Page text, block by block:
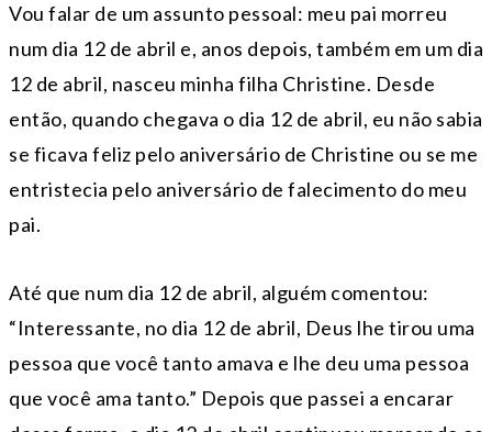
Vou falar de um assunto pessoal: meu pai morreu
num dia 12 de abril e, anos depois, também em um dia
12 de abril, nasceu minha filha Christine. Desde
então, quando chegava o dia 12 de abril, eu não sabia
se ficava feliz pelo aniversário de Christine ou se me
entristecia pelo aniversário de falecimento do meu
pai.
Até que num dia 12 de abril, alguém comentou:
“Interessante, no dia 12 de abril, Deus lhe ti­rou uma
pessoa que você tanto amava e lhe deu uma pessoa
que você ama tanto.” Depois que passei a encarar